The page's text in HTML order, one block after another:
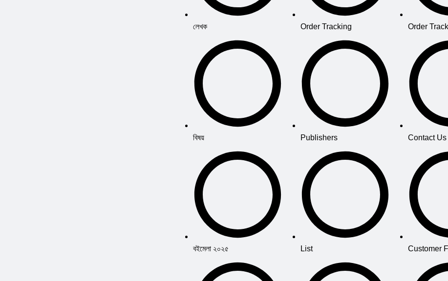
লেখক
বিষয়
বইমেলা ২০২৫
Order Tracking
Publishers
List
Order Track
Contact Us
Customer